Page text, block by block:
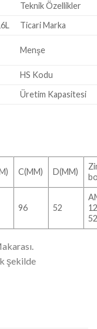
Teknik Özellikler
Ticari Marka
Menşe
HS Kodu
Üretim Kapasitesi
C(MM) D(MM)
96 52
şekilde